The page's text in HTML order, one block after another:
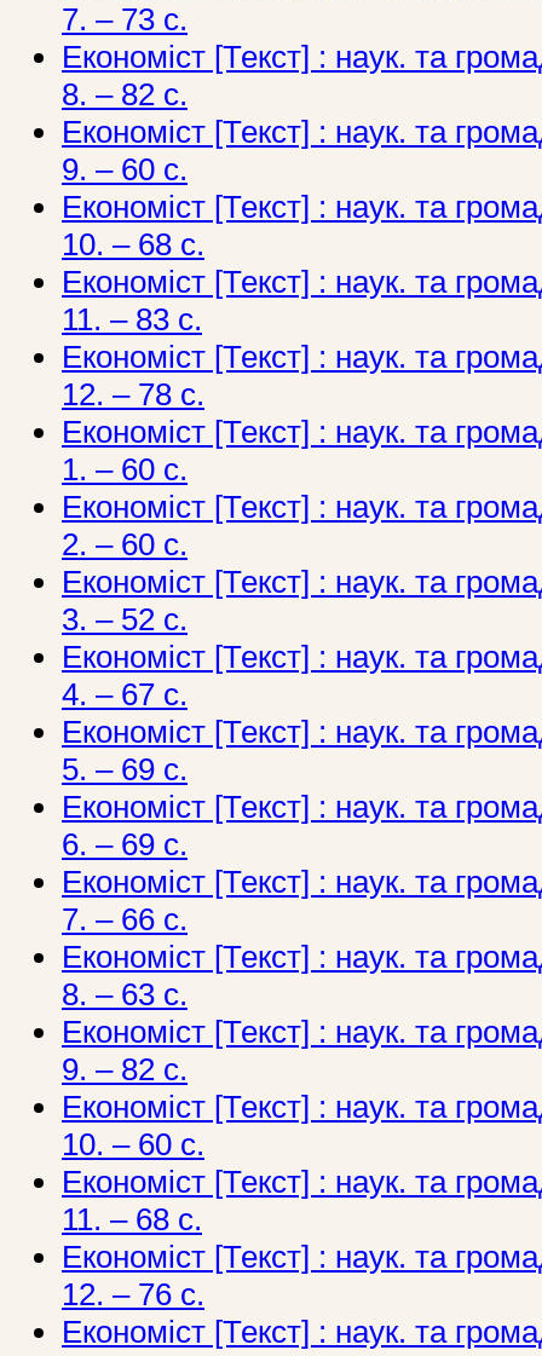
7. – 73 с.
Економіст [Текст] : наук. та
8. – 82 с.
Економіст [Текст] : наук. та
9. – 60 с.
Економіст [Текст] : наук. та
10. – 68 с.
Економіст [Текст] : наук. та
11. – 83 с.
Економіст [Текст] : наук. та
12. – 78 с.
Економіст [Текст] : наук. та
1. – 60 с.
Економіст [Текст] : наук. та
2. – 60 с.
Економіст [Текст] : наук. та
3. – 52 с.
Економіст [Текст] : наук. та
4. – 67 с.
Економіст [Текст] : наук. та
5. – 69 с.
Економіст [Текст] : наук. та
6. – 69 с.
Економіст [Текст] : наук. та
7. – 66 с.
Економіст [Текст] : наук. та
8. – 63 с.
Економіст [Текст] : наук. та
9. – 82 с.
Економіст [Текст] : наук. та
10. – 60 с.
Економіст [Текст] : наук. та
11. – 68 с.
Економіст [Текст] : наук. та
12. – 76 с.
Економіст [Текст] : наук. та